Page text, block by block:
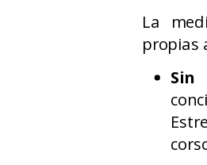
La
propias
Sin